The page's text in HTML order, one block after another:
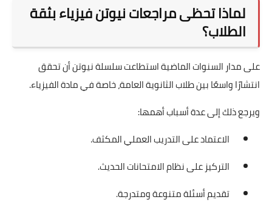
لماذا تحظى مراجعات نيوتن فيزياء بثقة
الطلاب؟
على مدار السنوات الماضية استطاعت سلسلة نيوتن أن تحقق
انتشارًا واسعًا بين طلاب الثانوية العامة، خاصة في مادة الفيزياء.
ويرجع ذلك إلى عدة أسباب أهمها:
الاعتماد على التدريب العملي المكثف.
التركيز على نظام الامتحانات الحديث.
تقديم أسئلة متنوعة ومتدرجة.